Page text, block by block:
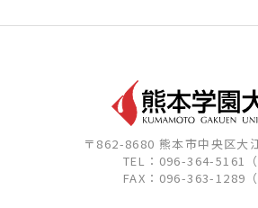
〒862-8680 熊本市中央区大
TEL：096-364-5161（
FAX：096-363-1289（